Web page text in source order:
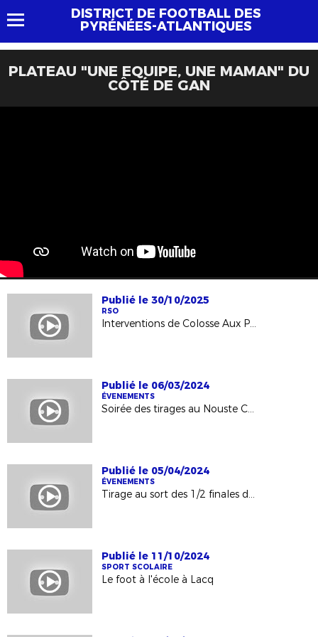
DISTRICT DE FOOTBALL DES
PYRÉNÉES-ATLANTIQUES
PLATEAU "UNE EQUIPE, UNE MAMAN" DU
CÔTÉ DE GAN
Publié le 30/10/2025
RSO
Interventions de Colosse Aux Pieds d'Argile
Publié le 06/03/2024
ÉVENEMENTS
Soirée des tirages au Nouste Camp
Publié le 05/04/2024
ÉVENEMENTS
Tirage au sort des 1/2 finales de la Coupe Féminine au Crédit Agricole
Publié le 11/10/2024
SPORT SCOLAIRE
Le foot à l'école à Lacq